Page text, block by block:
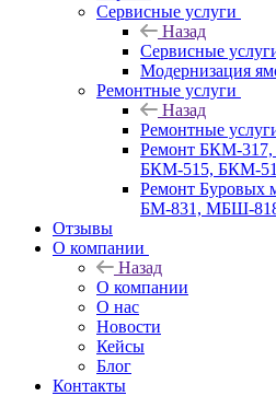
Сервисные услуги
Назад
Сервисные
Модернизация
Ремонтные услуги
Назад
Ремонтные
Ремонт БКМ-
БКМ-515, БКМ-
Ремонт Буровых
БМ-831, МБШ-
Отзывы
О компании
Назад
О компании
О нас
Новости
Кейсы
Блог
Контакты